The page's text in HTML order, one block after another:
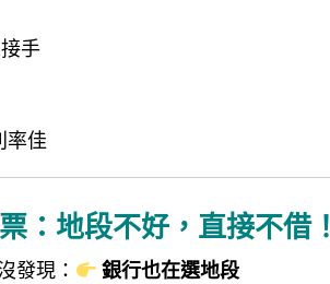
手
率佳
：地段不好，直接不借！
發現： 銀行也在選地段